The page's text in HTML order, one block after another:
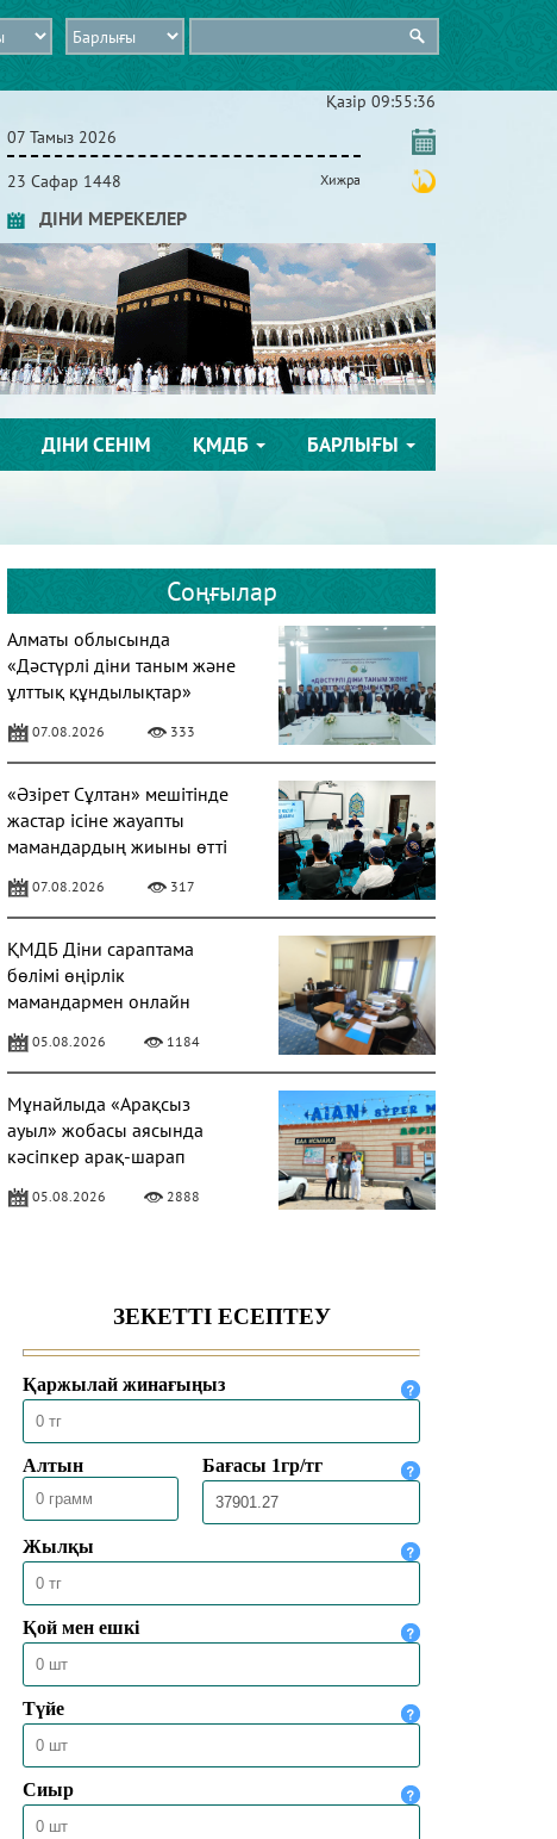
Қазір 09:55:37
07 Тамыз 2026
23 Сафар 1448 Хижра
ДІНИ МЕРЕКЕЛЕР
ДІНИ СЕНІМ ҚМДБ БАРЛЫҒЫ
Соңғылар
Алматы облысында
«Дәстүрлі діни таным және
ұлттық құндылықтар»
үстел өтті
07.08.2026 333
«Әзірет Сұлтан» мешітінде
жастар ісіне жауапты
мамандардың жиыны өтті
07.08.2026 317
ҚМДБ Діни сараптама
бөлімі өңірлік
мамандармен онлайн
05.08.2026 1184
Мұнайлыда «Арақсыз
ауыл» жобасы аясында
кәсіпкер арақ-шарап
тартты
05.08.2026 2888
қабылдау басталды
04.08.2026 302
Ақтөбеде XV
республикалық Құран
жарысына іріктеу сайысы
өтті
16.07.2026